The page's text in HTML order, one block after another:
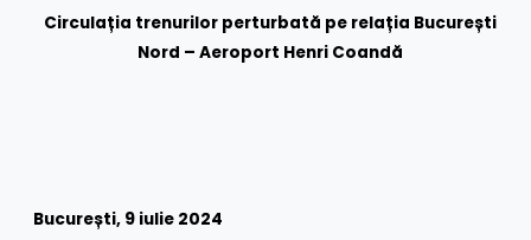
Circulația trenurilor perturbată pe relația București
Nord – Aeroport Henri Coandă
București, 9 iulie 2024